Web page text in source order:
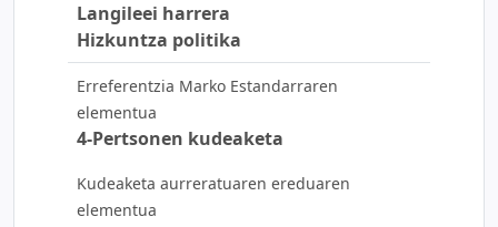
Langileei harrera
Hizkuntza politika
Erreferentzia Marko Estandarraren
elementua
4-Pertsonen kudeaketa
Kudeaketa aurreratuaren ereduaren
elementua